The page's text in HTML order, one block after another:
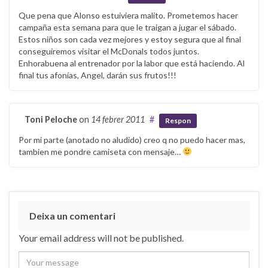
Que pena que Alonso estuiviera malito. Prometemos hacer
campaña esta semana para que le traigan a jugar el sábado.
Estos niños son cada vez mejores y estoy segura que al final
conseguiremos visitar el McDonals todos juntos.
Enhorabuena al entrenador por la labor que está haciendo. Al
final tus afonías, Angel, darán sus frutos!!!
Toni Pelocheon 14 febrer 2011 # Respon
Por mi parte (anotado no aludido) creo q no puedo hacer mas,
tambien me pondre camiseta con mensaje…
Deixa un comentari
Your email address will not be published.